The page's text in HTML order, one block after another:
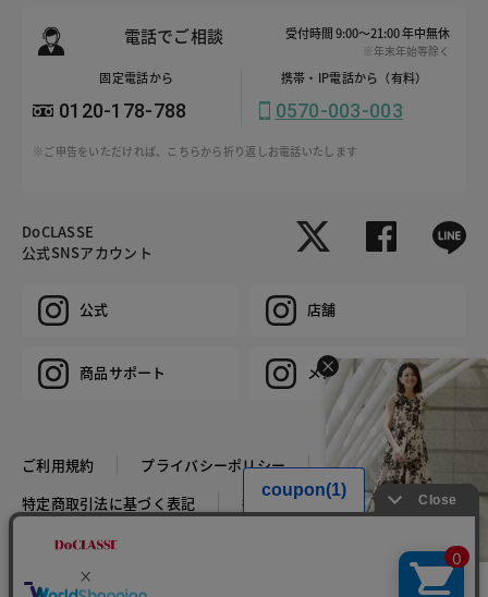
HIT ITEM - DRESS
電話でご相談 受付時間 9:00～21:00 年中無休
※年末年始等除く
固定電話から
0120-178-788
携帯・IP電話から（有料）
0570-003-003
※ご申告をいただければ、こちらから折り返しお電話いたします
DoCLASSE
公式SNSアカウント
公式 店舗
商品サポート メンズ
ご利用規約
プライバシーポリシー
特定商取引法に基づく表記
推奨環境 企業情報
COPYRIGHT © DoCLASSE ALL RIGHTS RESERVED.